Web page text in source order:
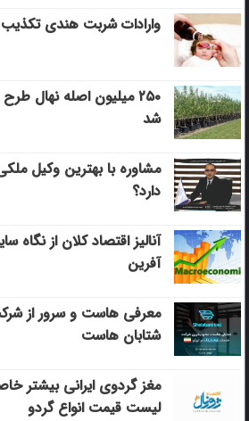
وارادات شربت هندی
۲۵۰ میلیون اصله نهال
شد
مشاوره با بهترین وکیل
دارد؟
آنالیز اقتصاد کلان از نگاه
آفرین
معرفی هاست و سرور از
شتابان هاست
مغز گردوی ایرانی بیشتر
لیست قیمت انواع گردو